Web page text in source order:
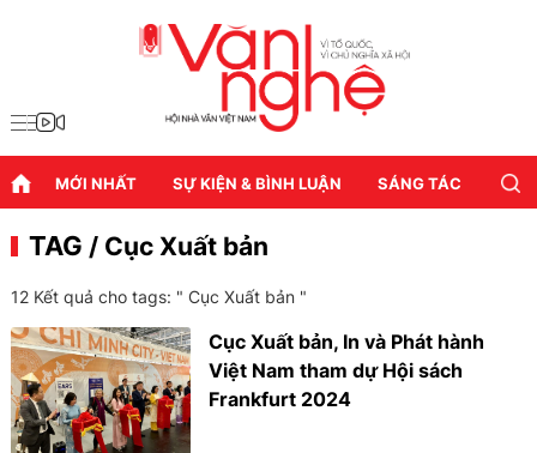
MỚI NHẤT SỰ KIỆN & BÌNH LUẬN SÁNG TÁC
TAG / Cục Xuất bản
12 Kết quả cho tags: "Cục Xuất bản "
Cục Xuất bản, In và Phát hành
Việt Nam tham dự Hội sách
Frankfurt 2024